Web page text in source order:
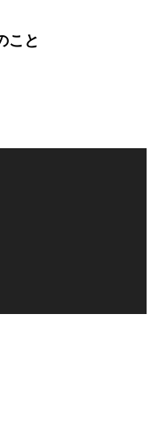
こと